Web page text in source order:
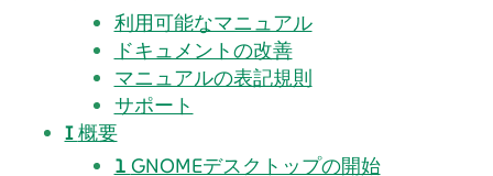
利用可能なマニュアル
ドキュメントの改善
マニュアルの表記規則
サポート
I概要
1 GNOMEデスクトップの開始